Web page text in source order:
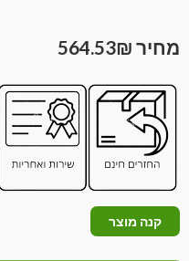
564.53₪
קנה מוצר